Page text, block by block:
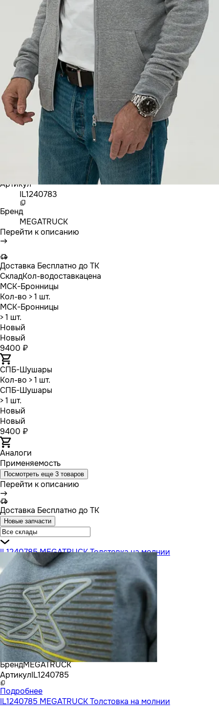
Артикул
IL1240783
Бренд
MEGATRUCK
Перейти к описанию
Доставка Бесплатно до ТК
СкладКол-водоставкацена
МСК-Бронницы
Кол-во > 1 шт.
МСК-Бронницы
> 1 шт.
Новый
Новый
9400 ₽
СПБ-Шушары
Кол-во > 1 шт.
СПБ-Шушары
> 1 шт.
Новый
Новый
9400 ₽
Аналоги
Применяемость
Посмотреть еще 3 товаров
Перейти к описанию
Доставка Бесплатно до ТК
Новые запчасти
IL1240785 MEGATRUCK Толстовка на молнии
БрендMEGATRUCK
АртикулIL1240785
Подробнее
IL1240785 MEGATRUCK Толстовка на молнии